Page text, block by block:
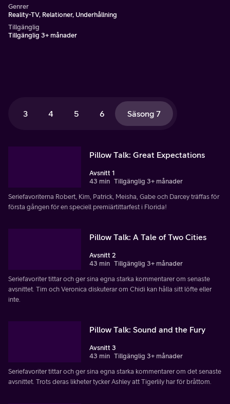
Genrer
Reality-TV, Relationer, Underhållning
Tillgänglig
Tillgänglig 3+ månader
3 4 5 6 Säsong 7
Pillow Talk: Great Expectations
Avsnitt 1
43 min Tillgänglig 3+ månader
Seriefavoriterna Robert, Kim, Patrick, Meisha, Gabe och Darcey träffas för
första gången för en speciell premiärtittarfest i Florida!
Pillow Talk: A Tale of Two Cities
Avsnitt 2
43 min Tillgänglig 3+ månader
Seriefavoriter tittar och ger sina egna starka kommentarer om senaste
avsnittet. Tim och Veronica diskuterar om Chidi kan hålla sitt löfte eller
inte.
Pillow Talk: Sound and the Fury
Avsnitt 3
43 min Tillgänglig 3+ månader
Seriefavoriter tittar och ger sina egna starka kommentarer om det senaste
avsnittet. Trots deras likheter tycker Ashley att Tigerlily har för bråttom.